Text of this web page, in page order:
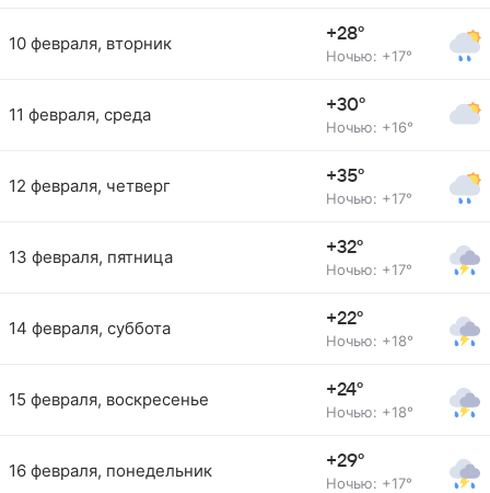
10 февраля, вторник +28°
Ночью: +17°
11 февраля, среда +30°
Ночью: +16°
12 февраля, четверг +35°
Ночью: +17°
13 февраля, пятница +32°
Ночью: +17°
14 февраля, суббота +22°
Ночью: +18°
15 февраля, воскресенье +24°
Ночью: +18°
16 февраля, понедельник +29°
Ночью: +17°